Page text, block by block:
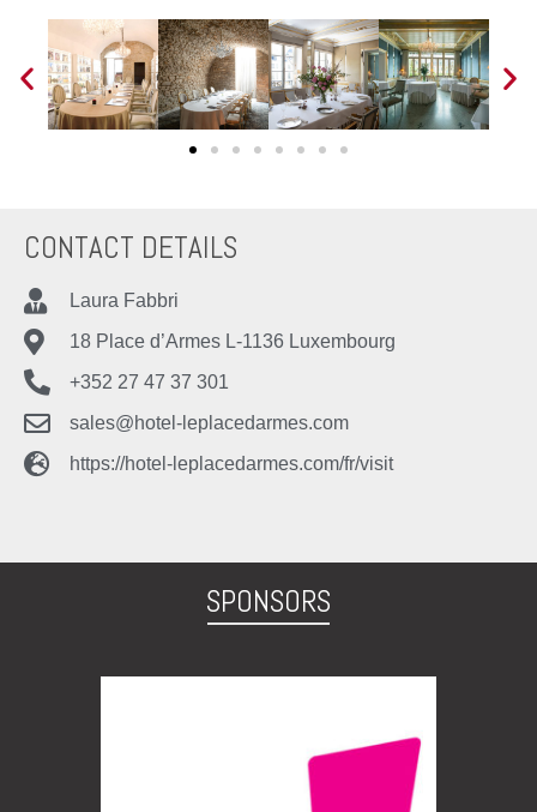
CONTACT DETAILS
Laura Fabbri
18 Place d’Armes L-1136 Luxembourg
+352 27 47 37 301
sales@hotel-leplacedarmes.com
https://hotel-leplacedarmes.com/fr/visit
SPONSORS